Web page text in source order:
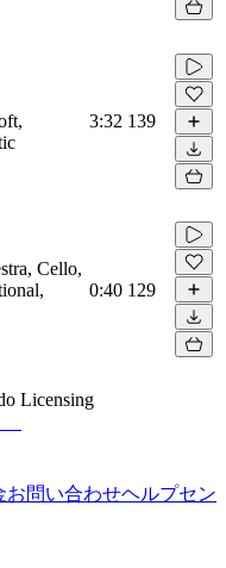
3:32 139
Cello,
0:40 129
Licensing
お問い合わせヘルプセン